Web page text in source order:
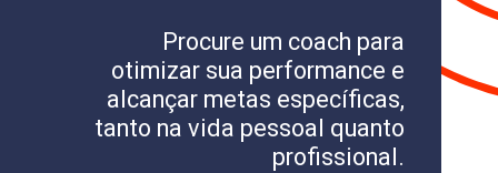
Procure um coach para
otimizar sua performance e
alcançar metas específicas,
tanto na vida pessoal quanto
profissional.